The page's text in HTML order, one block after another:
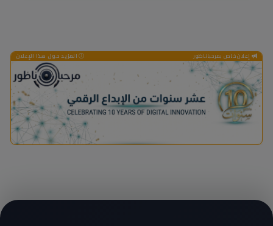
إعلان خاص بمرحباناظور المزيد حول هذا الإعلان